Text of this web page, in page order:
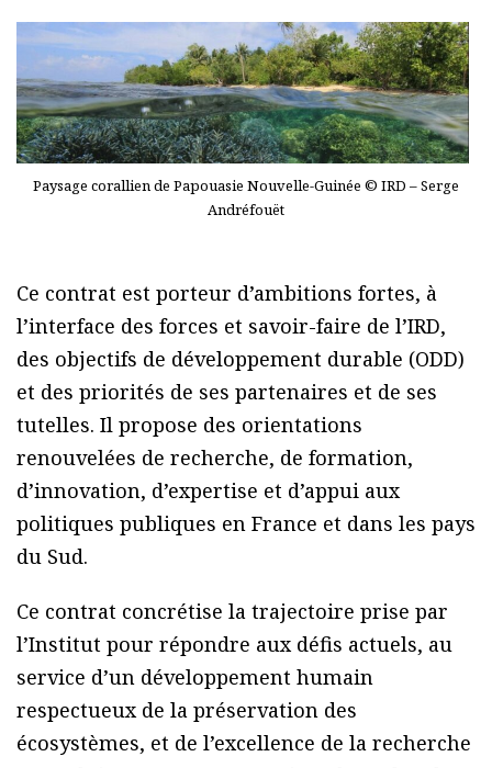
Paysage corallien de Papouasie Nouvelle-Guinée © IRD – Serge
Andréfouët
Ce contrat est porteur d’ambitions fortes, à
l’interface des forces et savoir-faire de l’IRD,
des objectifs de développement durable (ODD)
et des priorités de ses partenaires et de ses
tutelles. Il propose des orientations
renouvelées de recherche, de formation,
d’innovation, d’expertise et d’appui aux
politiques publiques en France et dans les pays
du Sud.
Ce contrat concrétise la trajectoire prise par
l’Institut pour répondre aux défis actuels, au
service d’un développement humain
respectueux de la préservation des
écosystèmes, et de l’excellence de la recherche